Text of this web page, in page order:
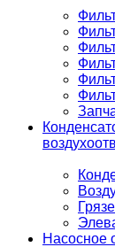
Насосное